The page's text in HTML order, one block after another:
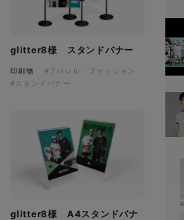
glitter8様 スタンドバナー
印刷物
#アパレル・ファッション
#スタンドバナー
glitter8様 A4スタンドバナ